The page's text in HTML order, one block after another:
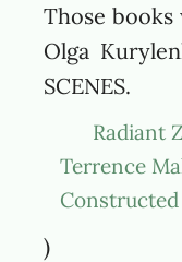
Those books
Olga
SCENES.
Radiant
Terrence
)